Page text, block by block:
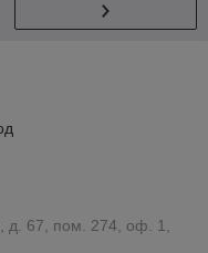
д. 67, пом. 274, оф. 1,